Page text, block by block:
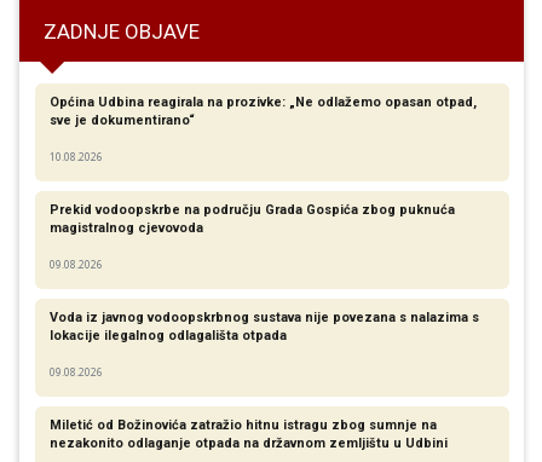
ZADNJE OBJAVE
Općina Udbina reagirala na prozivke: „Ne odlažemo opasan otpad,
sve je dokumentirano“
10.08.2026
Prekid vodoopskrbe na području Grada Gospića zbog puknuća
magistralnog cjevovoda
09.08.2026
Voda iz javnog vodoopskrbnog sustava nije povezana s nalazima s
lokacije ilegalnog odlagališta otpada
09.08.2026
Miletić od Božinovića zatražio hitnu istragu zbog sumnje na
nezakonito odlaganje otpada na državnom zemljištu u Udbini